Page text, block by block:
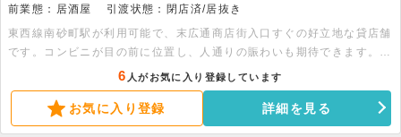
前業態：居酒屋
引渡状態：閉店済/居抜き
東西線南砂町駅が利用可能で、末広通商店街入口すぐの好立地な貸店舗
です。コンビニが目の前に位置し、人通りの賑わいも期待できます。初
期費用を抑えられるテーブルや椅子の残置物がある居抜き仕様です 。
約34.71平米（10.5坪）の1階空間で 、幅広い業態に対応可能です。ま
ずはお気軽にお問い合わせください。
6 人がお気に入り登録しています
お気に入り登録 詳細を見る